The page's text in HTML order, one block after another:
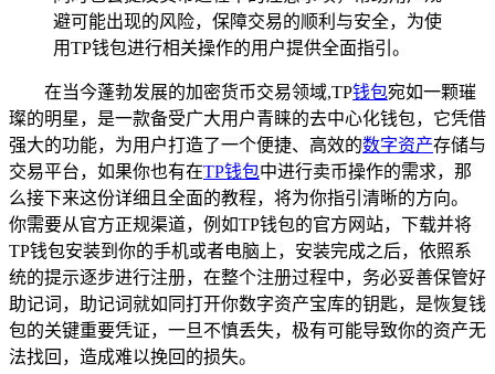
避可能出现的风险，保障交易的顺利与安全，为使
用TP钱包进行相关操作的用户提供全面指引。
在当今蓬勃发展的加密货币交易领域,TP钱包宛如一颗璀
璨的明星，是一款备受广大用户青睐的去中心化钱包，它凭借
强大的功能，为用户打造了一个便捷、高效的数字资产存储与
交易平台，如果你也有在TP钱包中进行卖币操作的需求，那
么接下来这份详细且全面的教程，将为你指引清晰的方向。
你需要从官方正规渠道，例如TP钱包的官方网站，下载并将
TP钱包安装到你的手机或者电脑上，安装完成之后，依照系
统的提示逐步进行注册，在整个注册过程中，务必妥善保管好
助记词，助记词就如同打开你数字资产宝库的钥匙，是恢复钱
包的关键重要凭证，一旦不慎丢失，极有可能导致你的资产无
法找回，造成难以挽回的损失。